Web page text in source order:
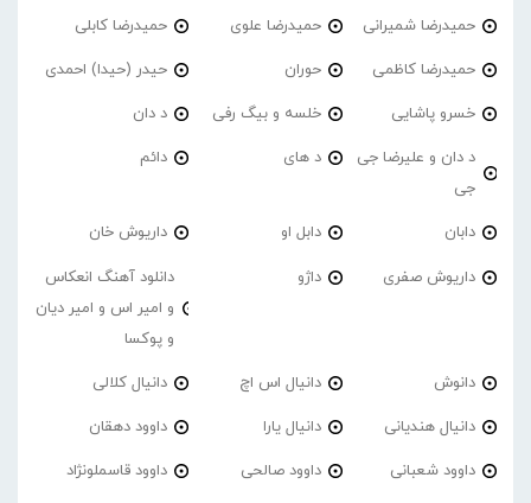
حمیدرضا شمیرانی حمیدرضا علوی حمیدرضا کابلی
حمیدرضا کاظمی حوران حیدر (حیدا) احمدی
خسرو پاشایی خلسه و بیگ رفی د دان
د دان و علیرضا جی
جی
د های دائم
دابان دابل او داریوش خان
داریوش صفری داژو
دانلود آهنگ انعکاس
و امیر اس و امیر دیان
و پوکسا
دانوش دانیال اس اچ دانیال کلالی
دانیال هندیانی دانیال یارا داوود دهقان
داوود شعبانی داوود صالحی داوود قاسملونژاد